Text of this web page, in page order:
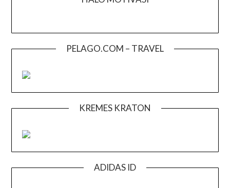
PELAGO.COM – TRAVEL
KREMES KRATON
ADIDAS ID